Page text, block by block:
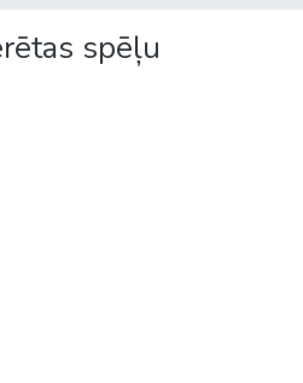
spēļu